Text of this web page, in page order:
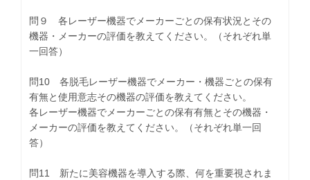
問９ 各レーザー機器でメーカーごとの保有状況とその
機器・メーカーの評価を教えてください。（それぞれ単
一回答）
問10 各脱毛レーザー機器でメーカー・機器ごとの保有
有無と使用意志その機器の評価を教えてください。
各レーザー機器でメーカーごとの保有有無とその機器・
メーカーの評価を教えてください。（それぞれ単一回
答）
問11 新たに美容機器を導入する際、何を重要視されま